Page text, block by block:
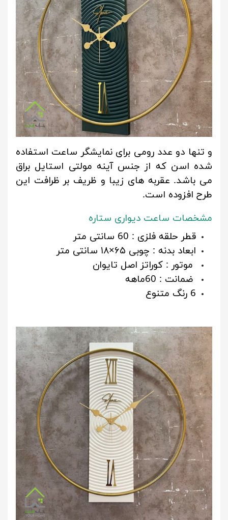
و تنها دو عدد رومی برای نمایشگر ساعت استفاده
شده اسن که از جنس آینه مولتی استایل براق
می باشد. عقربه های زیبا و ظریف بر ظرافت این
طرح افزوده است.
مشخصات ساعت دیواری ستاره
قطر حلقه فلزی : 60 سانتی متر
ابعاد بدنه : چوبی ۶۵×۱۸ سانتی متر
موتور : کوراتز اصل تایوان
ضمانت : 60ماهه
6 رنگ متنوع